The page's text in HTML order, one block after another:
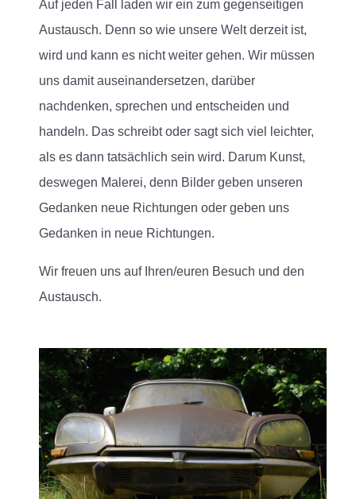
Auf jeden Fall laden wir ein zum gegenseitigen
Austausch. Denn so wie unsere Welt derzeit ist,
wird und kann es nicht weiter gehen. Wir müssen
uns damit auseinandersetzen, darüber
nachdenken, sprechen und entscheiden und
handeln. Das schreibt oder sagt sich viel leichter,
als es dann tatsächlich sein wird. Darum Kunst,
deswegen Malerei, denn Bilder geben unseren
Gedanken neue Richtungen oder geben uns
Gedanken in neue Richtungen.
Wir freuen uns auf Ihren/euren Besuch und den
Austausch.